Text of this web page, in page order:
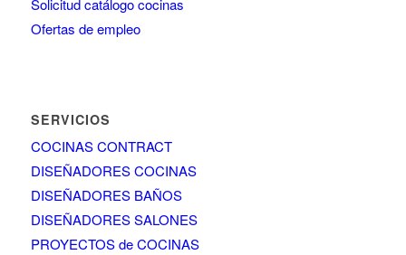
Solicitud catálogo cocinas
Ofertas de empleo
SERVICIOS
COCINAS CONTRACT
DISEÑADORES COCINAS
DISEÑADORES BAÑOS
DISEÑADORES SALONES
PROYECTOS de COCINAS